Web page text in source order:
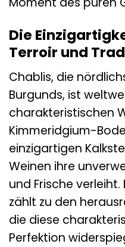
Die
Terroir und
Chablis, die
Burgunds, ist
charakteristischen
Kimmeridgium-
einzigartigen
Weinen ihre
und Frische
zählt zu den
die diese
Perfektion